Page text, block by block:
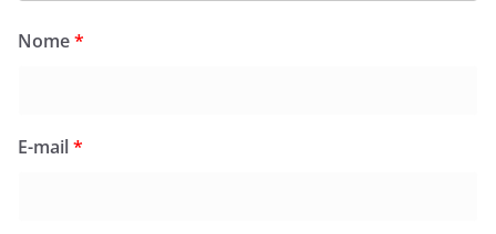
Nome*
E-mail*